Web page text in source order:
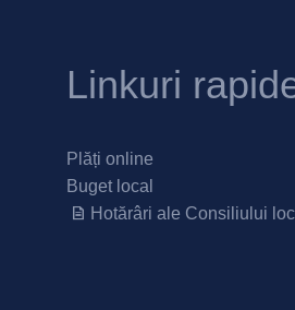
Linkuri
Plăți online
Buget local
Hotărâri ale Consiliului